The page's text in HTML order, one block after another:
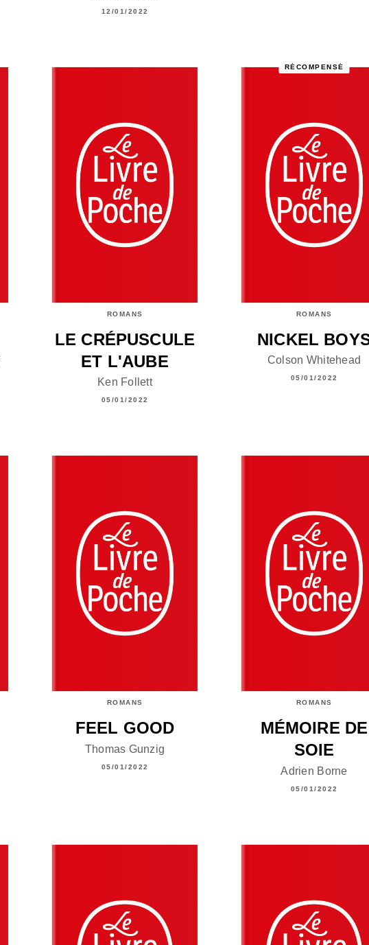
12/01/2022
ROMANS
LE CRÉPUSCULE
ET L'AUBE
Ken Follett
05/01/2022
RÉCOMPENSÉ
ROMANS
NICKEL
Colson Whitehead
05/01/2022
ROMANS
FEEL GOOD
Thomas Gunzig
05/01/2022
ROMANS
MÉMOIRE DE
SOIE
Adrien Borne
05/01/2022